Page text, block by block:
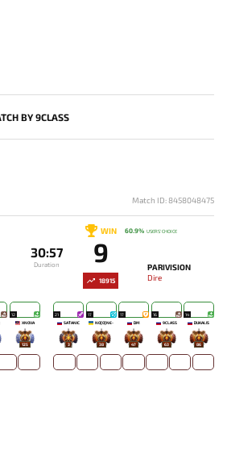
BY 9CLASS
Match ID: 8458048475
30:57
Duration
WIN
9
PARIVISION
Dire
18915
60.9% USERS' CHOICE
12
XNOVA
125
21
SATANIC
3
17
NO[O]NE-
38
17
DM
47
16
9CLASS
63
14
DUKALIS
86